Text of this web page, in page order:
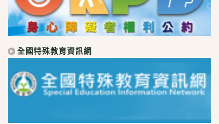
全國特殊教育資訊網